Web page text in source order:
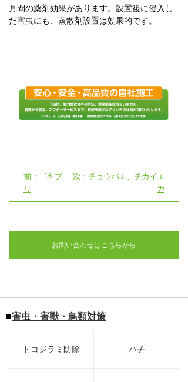
月間の薬剤効果があります。設置後に侵入し
た害虫にも、蒸散剤設置は効果的です。
前：ゴキブ
リ
次：チョウバエ、チカイエ
カ
お問い合わせはこちらから
■害虫・害獣・鳥類対策
トコジラミ防除 ハチ